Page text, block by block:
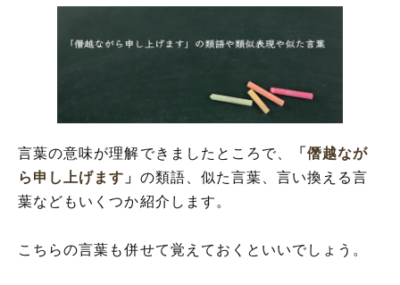
言葉の意味が理解できましたところで、
「僭越なが
ら申し上げます」 の類語、似た言葉、言い換える言
葉などもいくつか紹介します。
こちらの言葉も併せて覚えておくといいでしょう。